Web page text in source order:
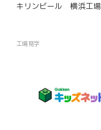
キリンビール 横浜工場
工場見学